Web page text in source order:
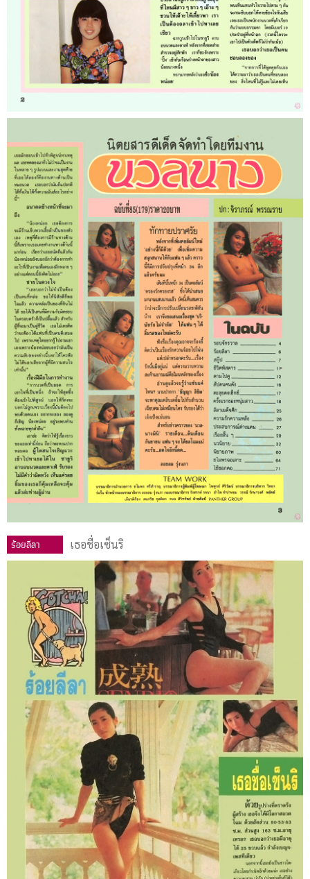
ร้อยลีลา เธอชื่อเซ็นริ